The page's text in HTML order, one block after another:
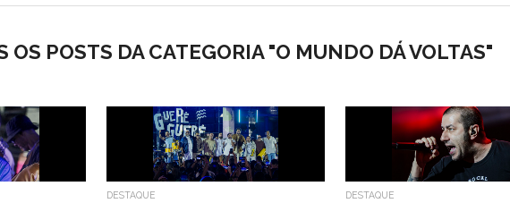
OS POSTS DA CATEGORIA "O MUNDO DÁ VOLTAS"
DESTAQUE DESTAQUE